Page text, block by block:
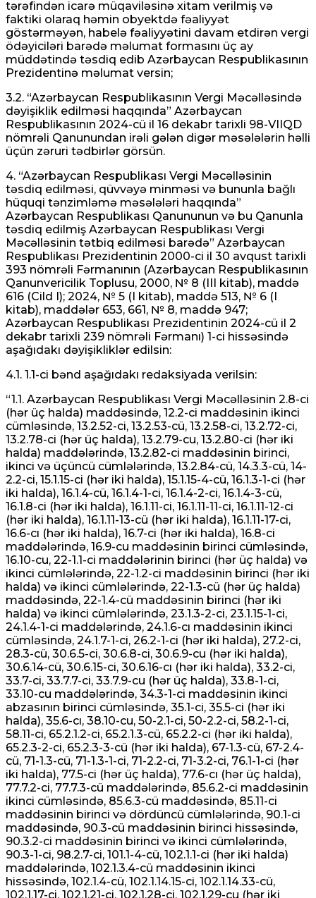
tərəfindən icarə müqaviləsinə xitam verilmiş və
faktiki olaraq həmin obyektdə fəaliyyət
göstərməyən, habelə fəaliyyətini davam etdirən vergi
ödəyiciləri barədə məlumat formasını üç ay
müddətində təsdiq edib Azərbaycan Respublikasının
Prezidentinə məlumat versin;
3.2. “Azərbaycan Respublikasının Vergi Məcəlləsində
dəyişiklik edilməsi haqqında” Azərbaycan
Respublikasının 2024-cü il 16 dekabr tarixli 98-VIIQD
nömrəli Qanunundan irəli gələn digər məsələlərin həlli
üçün zəruri tədbirlər görsün.
4. “Azərbaycan Respublikası Vergi Məcəlləsinin
təsdiq edilməsi, qüvvəyə minməsi və bununla bağlı
hüquqi tənzimləmə məsələləri haqqında”
Azərbaycan Respublikası Qanununun və bu Qanunla
təsdiq edilmiş Azərbaycan Respublikası Vergi
Məcəlləsinin tətbiq edilməsi barədə” Azərbaycan
Respublikası Prezidentinin 2000-ci il 30 avqust tarixli
393 nömrəli Fərmanının (Azərbaycan Respublikasının
Qanunvericilik Toplusu, 2000, № 8 (III kitab), maddə
616 (Cild I); 2024, № 5 (I kitab), maddə 513, № 6 (I
kitab), maddələr 653, 661, № 8, maddə 947;
Azərbaycan Respublikası Prezidentinin 2024-cü il 2
dekabr tarixli 239 nömrəli Fərmanı) 1-ci hissəsində
aşağıdakı dəyişikliklər edilsin:
4.1. 1.1-ci bənd aşağıdakı redaksiyada verilsin:
“1.1. Azərbaycan Respublikası Vergi Məcəlləsinin 2.8-ci
(hər üç halda) maddəsində, 12.2-ci maddəsinin ikinci
cümləsində, 13.2.52-ci, 13.2.53-cü, 13.2.58-ci, 13.2.72-ci,
13.2.78-ci (hər üç halda), 13.2.79-cu, 13.2.80-ci (hər iki
halda) maddələrində, 13.2.82-ci maddəsinin birinci,
ikinci və üçüncü cümlələrində, 13.2.84-cü, 14.3.3-cü, 14-
2.2-ci, 15.1.15-ci (hər iki halda), 15.1.15-4-cü, 16.1.3-1-ci (hər
iki halda), 16.1.4-cü, 16.1.4-1-ci, 16.1.4-2-ci, 16.1.4-3-cü,
16.1.8-ci (hər iki halda), 16.1.11-ci, 16.1.11-11-ci, 16.1.11-12-ci
(hər iki halda), 16.1.11-13-cü (hər iki halda), 16.1.11-17-ci,
16.6-cı (hər iki halda), 16.7-ci (hər iki halda), 16.8-ci
maddələrində, 16.9-cu maddəsinin birinci cümləsində,
16.10-cu, 22-1.1-ci maddələrinin birinci (hər üç halda) və
ikinci cümlələrində, 22-1.2-ci maddəsinin birinci (hər iki
halda) və ikinci cümlələrində, 22-1.3-cü (hər üç halda)
maddəsində, 22-1.4-cü maddəsinin birinci (hər iki
halda) və ikinci cümlələrində, 23.1.3-2-ci, 23.1.15-1-ci,
24.1.4-1-ci maddələrində, 24.1.6-cı maddəsinin ikinci
cümləsində, 24.1.7-1-ci, 26.2-1-ci (hər iki halda), 27.2-ci,
28.3-cü, 30.6.5-ci, 30.6.8-ci, 30.6.9-cu (hər iki halda),
30.6.14-cü, 30.6.15-ci, 30.6.16-cı (hər iki halda), 33.2-ci,
33.7-ci, 33.7.7-ci, 33.7.9-cu (hər üç halda), 33.8-1-ci,
33.10-cu maddələrində, 34.3-1-ci maddəsinin ikinci
abzasının birinci cümləsində, 35.1-ci, 35.5-ci (hər iki
halda), 35.6-cı, 38.10-cu, 50-2.1-ci, 50-2.2-ci, 58.2-1-ci,
58.11-ci, 65.2.1.2-ci, 65.2.1.3-cü, 65.2.2-ci (hər iki halda),
65.2.3-2-ci, 65.2.3-3-cü (hər iki halda), 67-1.3-cü, 67-2.4-
cü, 71-1.3-cü, 71-1.3-1-ci, 71-2.2-ci, 71-3.2-ci, 76.1-1-ci (hər
iki halda), 77.5-ci (hər üç halda), 77.6-cı (hər üç halda),
77.7.2-ci, 77.7.3-cü maddələrində, 85.6.2-ci maddəsinin
ikinci cümləsində, 85.6.3-cü maddəsində, 85.11-ci
maddəsinin birinci və dördüncü cümlələrində, 90.1-ci
maddəsində, 90.3-cü maddəsinin birinci hissəsində,
90.3.2-ci maddəsinin birinci və ikinci cümlələrində,
90.3-1-ci, 98.2.7-ci, 101.1-4-cü, 102.1.1-ci (hər iki halda)
maddələrində, 102.1.3.4-cü maddəsinin ikinci
hissəsində, 102.1.4-cü, 102.1.14.15-ci, 102.1.14.33-cü,
102.1.17-ci, 102.1.21-ci, 102.1.28-ci, 102.1.29-cu (hər iki